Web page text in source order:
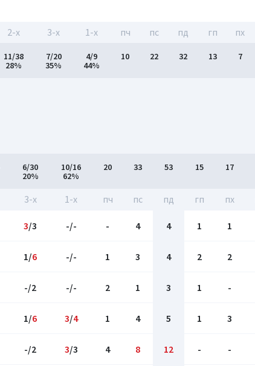
2-x 3-x 1-x пч пс пд гп пх
11/38
28%
7/20
35%
4/9
44%
10 22 32 13 7
6/30
20%
10/16
62%
20 33 53 15 17
3-x 1-x пч пс пд гп пх
3/3 -/- - 4 4 1 1
1/6 -/- 1 3 4 2 2
-/2 -/- 2 1 3 1 -
1/6 3/4 1 4 5 1 3
-/2 3/3 4 8 12 - -